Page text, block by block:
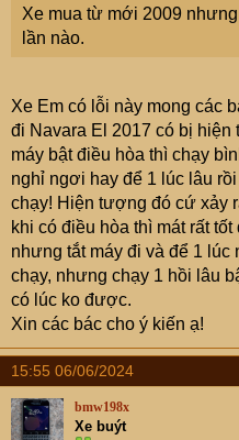
Xe mua từ mới 2009
lần nào.
Xe Em có lỗi này mong các
đi Navara El 2017 có bị
máy bật điều hòa thì chạy
nghỉ ngơi hay để 1 lúc lâu
chạy! Hiện tượng đó cứ xảy
khi có điều hòa thì mát rất
nhưng tắt máy đi và để 1 lúc
chạy, nhưng chạy 1 hồi lâu
có lúc ko được.
Xin các bác cho ý kiến ạ!
15:55 06/06/2024
bmw198x
Xe buýt